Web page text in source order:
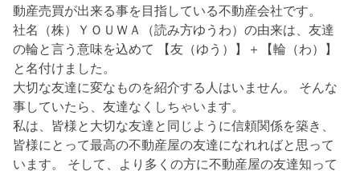
動産売買が出来る事を目指している不動産会社です。
社名（株）ＹＯＵＷＡ（読み方ゆうわ）の由来は、友達
の輪と言う意味を込めて 【友（ゆう）】＋【輪（わ）】
と名付けました。
大切な友達に変なものを紹介する人はいません。 そんな
事していたら、友達なくしちゃいます。
私は、皆様と大切な友達と同じように信頼関係を築き、
皆様にとって最高の不動産屋の友達になれればと思って
います。 そして、より多くの方に不動産屋の友達知って